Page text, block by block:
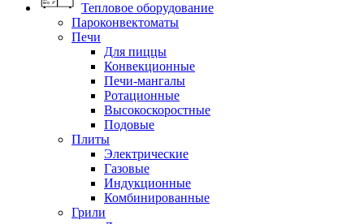
Тепловое оборудование
Пароконвектоматы
Печи
Для пиццы
Конвекционные
Печи-мангалы
Ротационные
Высокоскоростные
Подовые
Плиты
Электрические
Газовые
Индукционные
Комбинированные
Грили